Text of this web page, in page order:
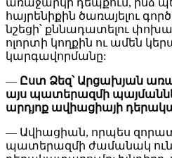
առաջարկի դեպքում, ինձ
հայրենիքին ծառայելու
նշեցի՝ քննադատելու
ոլորտի կողքին ու ամեն
կարգավորմանը:
— Ըստ Ձեզ՝ Արցախյան
այս պատերազմի
արդյոք ավիացիայի
— Ավիացիան, որպես
պատերազմի ժամանակ